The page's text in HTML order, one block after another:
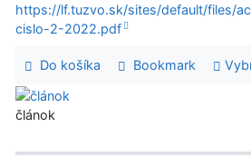
https://lf.tuzvo.sk/sites/default/files/
cislo-2-2022.pdf
Do košíka Bookmark
článok